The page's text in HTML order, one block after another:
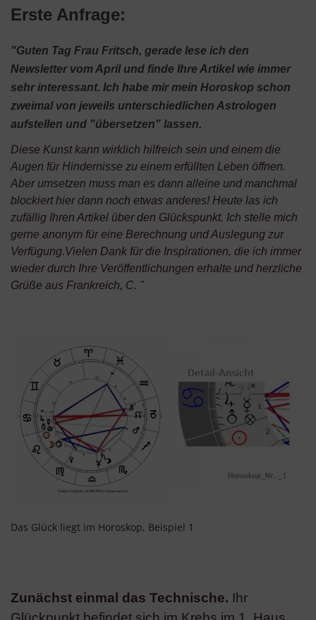
Erste Anfrage:
"Guten Tag Frau Fritsch, gerade lese ich den
Newsletter vom April und finde Ihre Artikel wie immer
sehr interessant. Ich habe mir mein Horoskop schon
zweimal von jeweils unterschiedlichen Astrologen
aufstellen und "übersetzen" lassen.
Diese Kunst kann wirklich hilfreich sein und einem die
Augen für Hindernisse zu einem erfüllten Leben öffnen.
Aber umsetzen muss man es dann alleine und manchmal
blockiert hier dann noch etwas anderes! Heute las ich
zufällig Ihren Artikel über den Glückspunkt. Ich stelle mich
gerne anonym für eine Berechnung und Auslegung zur
Verfügung.Vielen Dank für die Inspirationen, die ich immer
wieder durch Ihre Veröffentlichungen erhalte und herzliche
Grüße aus Frankreich, C. "
Das Glück liegt im Horoskop, Beispiel 1
Zunächst einmal das Technische. Ihr